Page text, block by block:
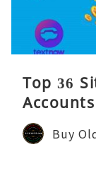
Top 36
Buy